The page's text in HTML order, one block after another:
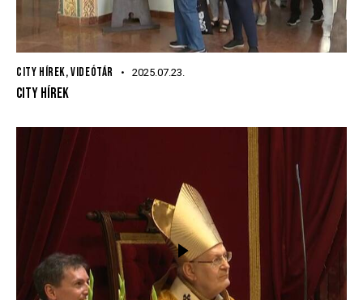
CITY HÍREK,VIDEÓTÁR 2025.07.23.
CITY HÍREK